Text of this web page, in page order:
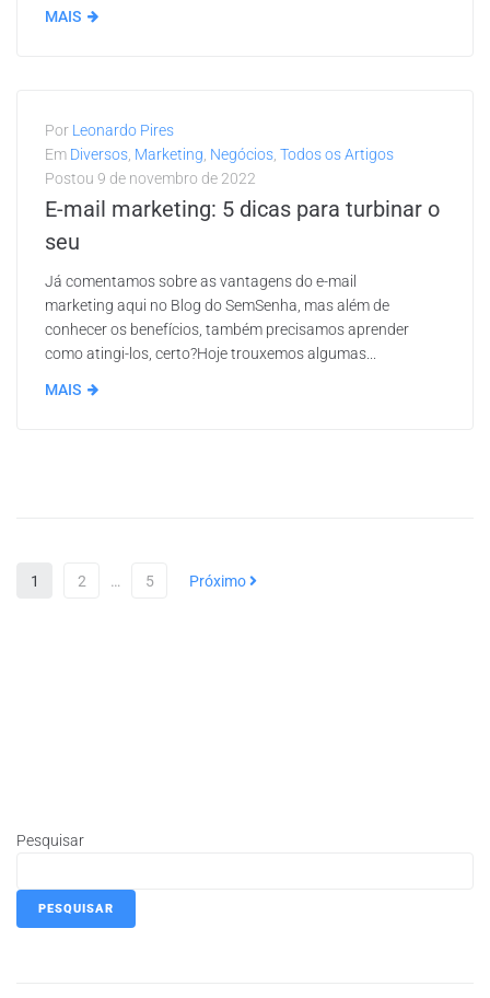
MAIS
Por Leonardo Pires
Em Diversos Marketing Negócios Todos os Artigos
Postou 9 de novembro de 2022
E-mail marketing: 5 dicas para turbinar o
seu
Já comentamos sobre as vantagens do e-mail
marketing aqui no Blog do SemSenha, mas além de
conhecer os benefícios, também precisamos aprender
como atingi-los, certo?Hoje trouxemos algumas...
MAIS
1 2 … 5 Próximo
Pesquisar
PESQUISAR